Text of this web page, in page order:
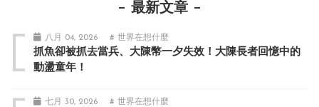
最新文章
八月 04, 2026 # 世界在想什麼
抓魚卻被抓去當兵、大陳幣一夕失效！大陳長者回憶中的
動盪童年！
七月 30, 2026 # 世界在想什麼